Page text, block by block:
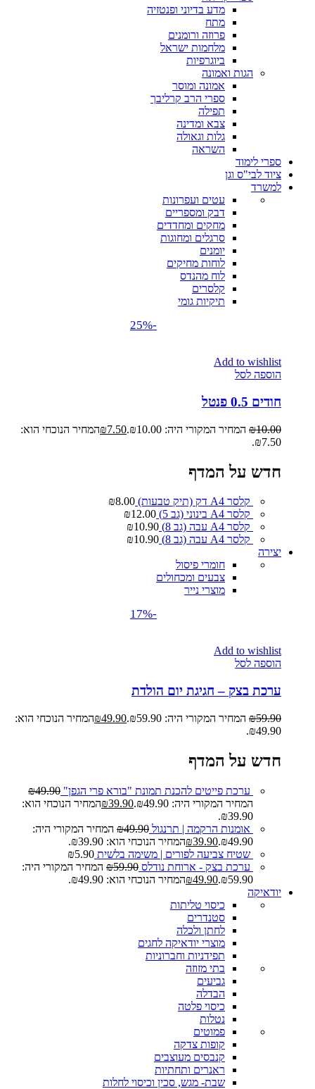
מדע בדיוני ופנטזיה
מתח
פרוזה ורומנים
מלחמות ישראל
ביוגרפיות
הגות ואמונה
אמונה ומוסר
ספרי הרב קרליבך
תפילה
צבא ומדינה
גלות וגאולה
השראה
ספרי לימוד
ציוד לבי"ס וגן
למשרד
עטים ועפרונות
דבק ומספריים
מחקים ומחדדים
סרגלים ומחוגות
יומנים
לוחות מחיקים
לוח מהנדס
קלסרים
תיקיות גומי
-25%
Add to wishlist
הוספה לסל
חודים 0.5 פנטל
₪10.00 המחיר המקורי היה: ₪10.00. ₪7.50
המחיר הנוכחי הוא:
₪7.50.
חדש על המדף
קלסר A4 דק (תיק טבעות) ₪8.00
קלסר A4 בינוני (גב 5)
₪12.00
קלסר A4 עבה (גב 8)
₪10.90
קלסר A4 עבה (גב 8)
₪10.90
יצירה
חומרי פיסול
צבעים ומכחולים
מוצרי נייר
-17%
Add to wishlist
הוספה לסל
ערכת בצק – חגיגת יום הולדת
₪59.90 המחיר המקורי היה: ₪59.90. ₪49.90
המחיר הנוכחי הוא:
₪49.90.
חדש על המדף
ערכת פייטים להכנת תמונת "בורא פרי הגפן" ₪49.90
המחיר המקורי היה: ₪49.90.
₪39.90
המחיר הנוכחי הוא:
₪39.90.
אומנות הרקמה | תרנגול
₪49.90
המחיר המקורי היה:
₪49.90.
₪39.90
המחיר הנוכחי הוא: ₪39.90.
שטיח צביעה לפורים | משימה בלשית
₪5.90
ערכת בצק - ארוחת נודלס
₪59.90
המחיר המקורי היה:
₪59.90.
₪49.90
המחיר הנוכחי הוא: ₪49.90.
יודאיקה
כיסוי טליתות
סטנדרים
לחתן ולכלה
מוצרי יודאיקה לחגים
תפידניות וחברוניות
בתי מזוזה
גביעים
הבדלה
כיסוי פלטה
נטלות
פמוטים
קופות צדקה
קנבסים מעוצבים
ראנרים ותחתיות
שבת- מגש, סכין וכיסוי לחלות